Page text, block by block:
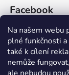
Na našem webu
plné funkčnosti
také k cílení
nemůže
Facebook